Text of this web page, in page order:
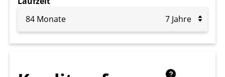
84 Monate